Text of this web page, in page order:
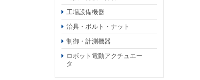
工場設備機器
治具・ボルト・ナット
制御・計測機器
ロボット電動アクチュエー
タ